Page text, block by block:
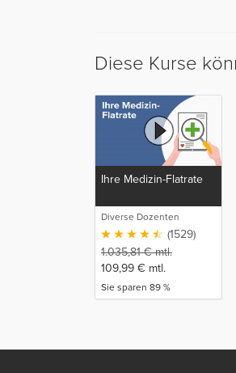
Diese Kurse
Ihre Medizin-Flatrate
Diverse Dozenten
(1529)
1.035,81€mtl.
109,99 € mtl.
Sie sparen 89 %